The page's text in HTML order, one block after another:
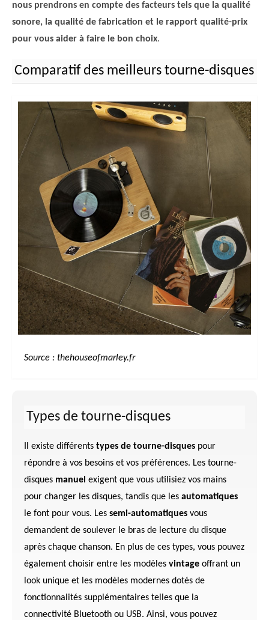
nous prendrons en compte des facteurs tels que la qualité
sonore, la qualité de fabrication et le rapport qualité-prix
pour vous aider à faire le bon choix.
Comparatif des meilleurs tourne-disques
Source : thehouseofmarley.fr
Types de tourne-disques
Il existe différents types de tourne-disques pour
répondre à vos besoins et vos préférences. Les tourne-
disques manuel exigent que vous utilisiez vos mains
pour changer les disques, tandis que les automatiques
le font pour vous. Les semi-automatiques vous
demandent de soulever le bras de lecture du disque
après chaque chanson. En plus de ces types, vous pouvez
également choisir entre les modèles vintage offrant un
look unique et les modèles modernes dotés de
fonctionnalités supplémentaires telles que la
connectivité Bluetooth ou USB. Ainsi, vous pouvez